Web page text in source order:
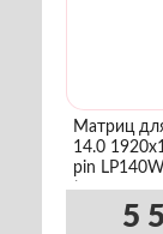
Матриц
14.0
pin
(уши
5